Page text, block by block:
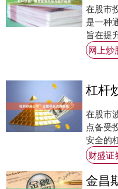
在股市
是一种
旨在提
种策略
提供一
网上炒
在股市
点备受
安全的
资顺利
正规平
财盛证